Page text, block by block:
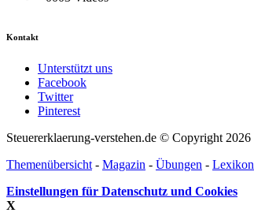
Kontakt
Unterstützt uns
Facebook
Twitter
Pinterest
Steuererklaerung-verstehen.de © Copyright 2026
Themenübersicht - Magazin - Übungen - Lexikon
Einstellungen für Datenschutz und Cookies
X